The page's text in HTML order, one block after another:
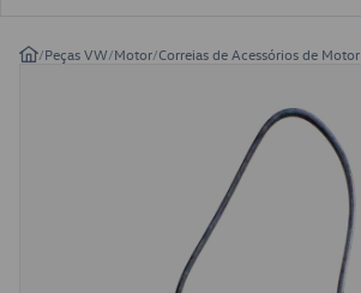
/Peças VW/Motor/Correias de Acessórios de Motor